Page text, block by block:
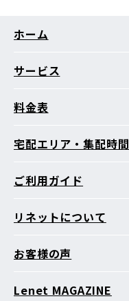
ホーム
サービス
料金表
宅配エリア・集配時間
ご利用ガイド
リネットについて
お客様の声
Lenet MAGAZINE